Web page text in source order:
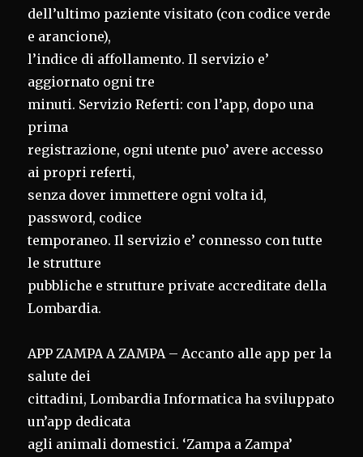
dell’ultimo paziente visitato (con codice verde
e arancione),
l’indice di affollamento. Il servizio e’
aggiornato ogni tre
minuti. Servizio Referti: con l’app, dopo una
prima
registrazione, ogni utente puo’ avere accesso
ai propri referti,
senza dover immettere ogni volta id,
password, codice
temporaneo. Il servizio e’ connesso con tutte
le strutture
pubbliche e strutture private accreditate della
Lombardia.
APP ZAMPA A ZAMPA – Accanto alle app per la
salute dei
cittadini, Lombardia Informatica ha sviluppato
un’app dedicata
agli animali domestici. ‘Zampa a Zampa’